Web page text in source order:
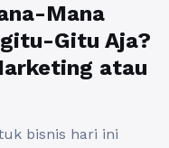
Mana
Gitu Aja?
atau
bisnis hari ini